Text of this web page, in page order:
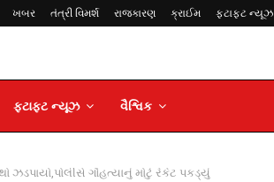
ખબર તંત્રી વિમર્શ રાજકારણ ક્રાઈમ ફટાફટ ન્યૂઝ
ફટાફટ ન્યૂઝ વૈશ્વિક
ઝડપાયો,પોલીસે ગૌહત્યાનું મોટું રેકેટ પકડ્યું